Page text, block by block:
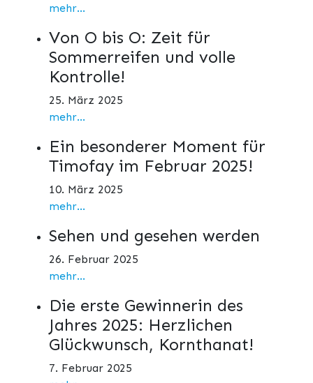
mehr...
Von O bis O: Zeit für
Sommerreifen und volle
Kontrolle!
25. März 2025
mehr...
Ein besonderer Moment für
Timofay im Februar 2025!
10. März 2025
mehr...
Sehen und gesehen werden
26. Februar 2025
mehr...
Die erste Gewinnerin des
Jahres 2025: Herzlichen
Glückwunsch, Kornthanat!
7. Februar 2025